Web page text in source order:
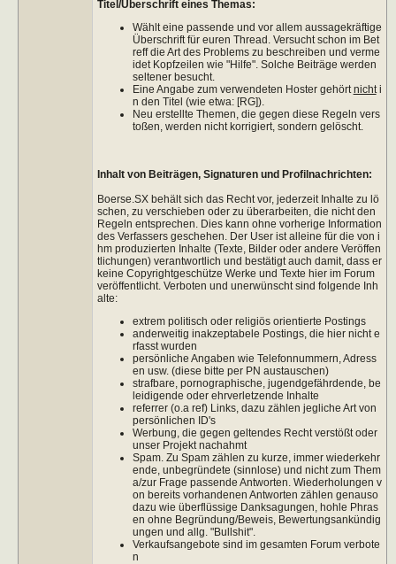
Titel/Überschrift eines Themas:
Wählt eine passende und vor allem aussagekräftige
Überschrift für euren Thread. Versucht schon im Bet
reff die Art des Problems zu beschreiben und verme
idet Kopfzeilen wie "Hilfe". Solche Beiträge werden
seltener besucht.
Eine Angabe zum verwendeten Hoster gehört nichti
n den Titel (wie etwa: [RG]).
Neu erstellte Themen, die gegen diese Regeln vers
toßen, werden nicht korrigiert, sondern gelöscht.
Inhalt von Beiträgen, Signaturen und Profilnachrichten:
Boerse.SX behält sich das Recht vor, jederzeit Inhalte zu lö
schen, zu verschieben oder zu überarbeiten, die nicht den
Regeln entsprechen. Dies kann ohne vorherige Information
des Verfassers geschehen. Der User ist alleine für die von i
hm produzierten Inhalte (Texte, Bilder oder andere Veröffen
tlichungen) verantwortlich und bestätigt auch damit, dass er
keine Copyrightgeschütze Werke und Texte hier im Forum
veröffentlicht. Verboten und unerwünscht sind folgende Inh
alte:
extrem politisch oder religiös orientierte Postings
anderweitig inakzeptabele Postings, die hier nicht e
rfasst wurden
persönliche Angaben wie Telefonnummern, Adress
en usw. (diese bitte per PN austauschen)
strafbare, pornographische, jugendgefährdende, be
leidigende oder ehrverletzende Inhalte
referrer (o.a ref) Links, dazu zählen jegliche Art von
persönlichen ID's
Werbung, die gegen geltendes Recht verstößt oder
unser Projekt nachahmt
Spam. Zu Spam zählen zu kurze, immer wiederkehr
ende, unbegründete (sinnlose) und nicht zum Them
a/zur Frage passende Antworten. Wiederholungen v
on bereits vorhandenen Antworten zählen genauso
dazu wie überflüssige Danksagungen, hohle Phras
en ohne Begründung/Beweis, Bewertungsankündig
ungen und allg. "Bullshit".
Verkaufsangebote sind im gesamten Forum verbote
n